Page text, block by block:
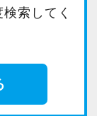
索してく